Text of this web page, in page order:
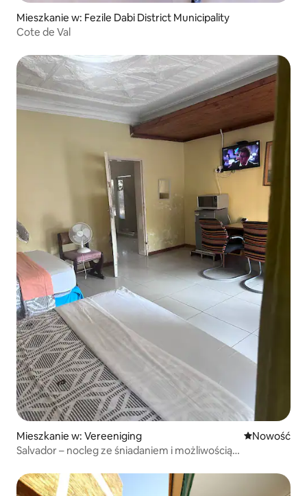
Mieszkanie w: Fezile Dabi District Municipality
Cote de Val
Mieszkanie w: Vereeniging Nowe
Nowość
Salvador – nocleg ze śniadaniem i możliwością